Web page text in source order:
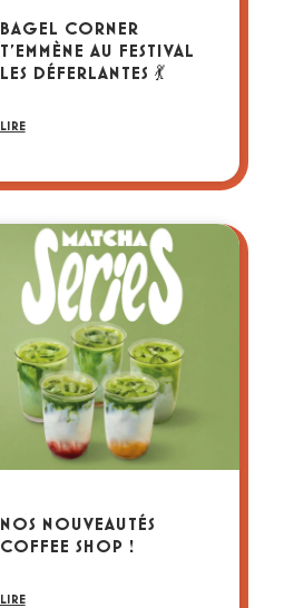
BAGEL CORNER
T’EMMÈNE AU FESTIVAL
LES DÉFERLANTES 💃
LIRE
NOS NOUVEAUTÉS
COFFEE SHOP !
LIRE